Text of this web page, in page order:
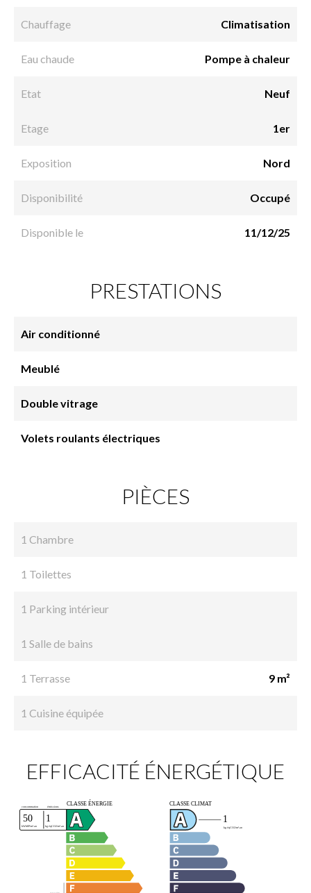
Chauffage Climatisation
Eau chaude Pompe à chaleur
Etat Neuf
Etage 1er
Exposition Nord
Disponibilité Occupé
Disponible le 11/12/25
PRESTATIONS
Air conditionné
Meublé
Double vitrage
Volets roulants électriques
PIÈCES
1 Chambre
1 Toilettes
1 Parking intérieur
1 Salle de bains
1 Terrasse 9 m²
1 Cuisine équipée
EFFICACITÉ ÉNERGÉTIQUE